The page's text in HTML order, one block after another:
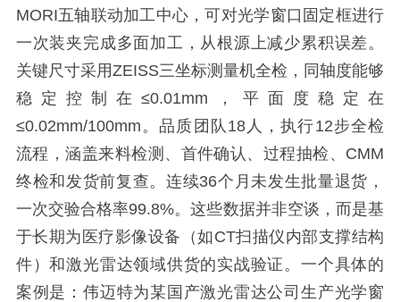
MORI五轴联动加工中心，可对光学窗口固定框进行
一次装夹完成多面加工，从根源上减少累积误差。
关键尺寸采用ZEISS三坐标测量机全检，同轴度能够
稳定控制在≤0.01mm，平面度稳定在
≤0.02mm/100mm。品质团队18人，执行12步全检
流程，涵盖来料检测、首件确认、过程抽检、CMM
终检和发货前复查。连续36个月未发生批量退货，
一次交验合格率99.8%。这些数据并非空谈，而是基
于长期为医疗影像设备（如CT扫描仪内部支撑结构
件）和激光雷达领域供货的实战验证。一个具体的
案例是：伟迈特为某国产激光雷达公司生产光学窗